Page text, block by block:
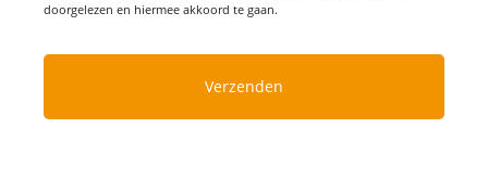
doorgelezen en hiermee akkoord te gaan.